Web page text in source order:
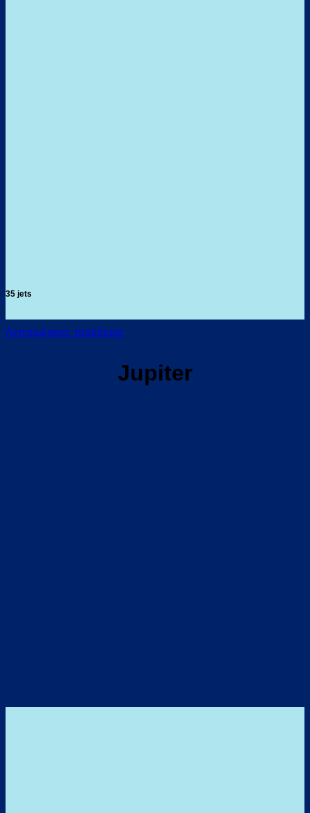
35 jets
Λεπτομέρειες προϊόντος
Jupiter